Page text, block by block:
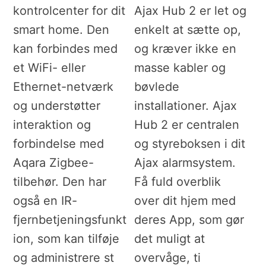
kontrolcenter for dit
smart home. Den
kan forbindes med
et WiFi- eller
Ethernet-netværk
og understøtter
interaktion og
forbindelse med
Aqara Zigbee-
tilbehør. Den har
også en IR-
fjernbetjeningsfunkt
ion, som kan tilføje
og administrere st
Ajax Hub 2 er let og
enkelt at sætte op,
og kræver ikke en
masse kabler og
bøvlede
installationer. Ajax
Hub 2 er centralen
og styreboksen i dit
Ajax alarmsystem.
Få fuld overblik
over dit hjem med
deres App, som gør
det muligt at
overvåge, ti